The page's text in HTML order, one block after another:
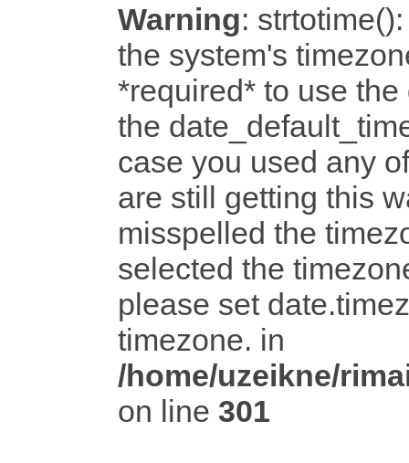
Warning:
the system's
*required* to use
the
case you used any
are still getting this
misspelled the
selected the
please set
timezone. in
/home/uzeikne/
on line 301